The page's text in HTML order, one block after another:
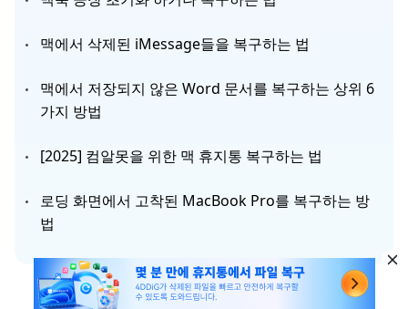
맥에서 삭제된 iMessage들을 복구하는 법
맥에서 저장되지 않은 Word 문서를 복구하는 상위 6
가지 방법
[2025] 컴알못을 위한 맥 휴지통 복구하는 법
로딩 화면에서 고착된 MacBook Pro를 복구하는 방
법